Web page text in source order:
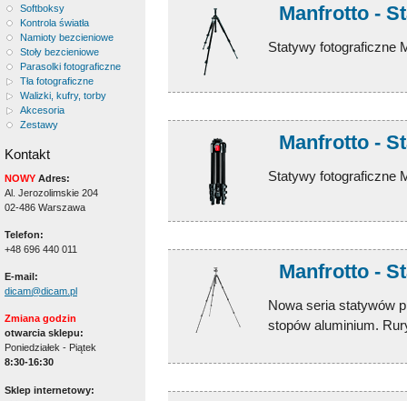
Softboksy
Kontrola światła
Namioty bezcieniowe
Stoły bezcieniowe
Parasolki fotograficzne
Tła fotograficzne
Walizki, kufry, torby
Akcesoria
Zestawy
Kontakt
NOWY Adres:
Al. Jerozolimskie 204
02-486 Warszawa
Telefon:
+48 696 440 011
E-mail:
dicam@dicam.pl
Zmiana godzin
otwarcia sklepu:
Poniedziałek - Piątek
8:30-16:30
Sklep internetowy:
Manfrotto -
Statywy fotograficzne
Manfrotto -
Statywy fotograficzne
Manfrotto -
Nowa seria statywów
stopów aluminium.